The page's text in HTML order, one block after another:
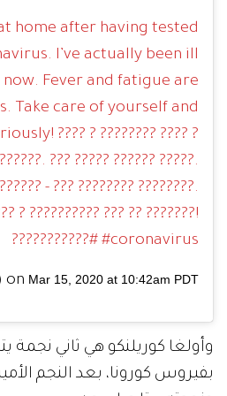
home after having tested
I’ve actually been ill
Fever and fatigue are
Take care of yourself and
???? ? ???????? ???? ?
??? ????? ?????? ?????.
- ??? ???????? ????????.
? ?????????? ??? ?? ???????!
#coronavirus #???????????
on Mar 15, 2020 at 10:42am PDT
وأولغا كوريلنكو هي ثاني
بفيروس كورونا، بعد النجم